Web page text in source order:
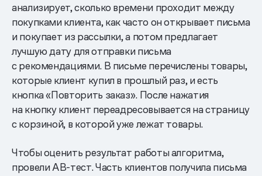
анализирует, сколько времени проходит между
покупками клиента, как часто он открывает письма
и покупает из рассылки, а потом предлагает
лучшую дату для отправки письма
с рекомендациями. В письме перечислены товары,
которые клиент купил в прошлый раз, и есть
кнопка «Повторить заказ». После нажатия
на кнопку клиент переадресовывается на страницу
с корзиной, в которой уже лежат товары.
Чтобы оценить результат работы алгоритма,
провели AB-тест. Часть клиентов получила письма